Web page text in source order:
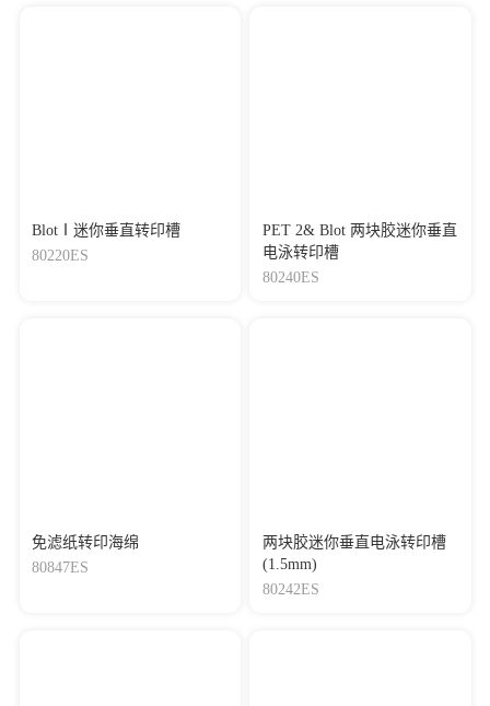
BlotⅠ迷你垂直转印槽
80220ES
PET 2& Blot 两块胶迷你垂直
电泳转印槽
80240ES
免滤纸转印海绵
80847ES
两块胶迷你垂直电泳转印槽
(1.5mm)
80242ES